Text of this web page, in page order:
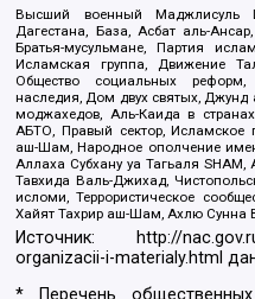
Высший военный Маджлисуль
Дагестана, База, Асбат аль-
Братья-мусульмане, Партия
Исламская группа, Движение
Общество социальных
наследия, Дом двух святых,
моджахедов, Аль-Каида в
АБТО, Правый сектор, Исламское
аш-Шам, Народное ополчение
Аллаха Субхану уа Тагьаля
Тавхида Валь-Джихад,
исломи, Террористическое
Хайят Тахрир аш-Шам, Ахлю
Источник:
http://
organizacii-i-materialy.html
* Перечень